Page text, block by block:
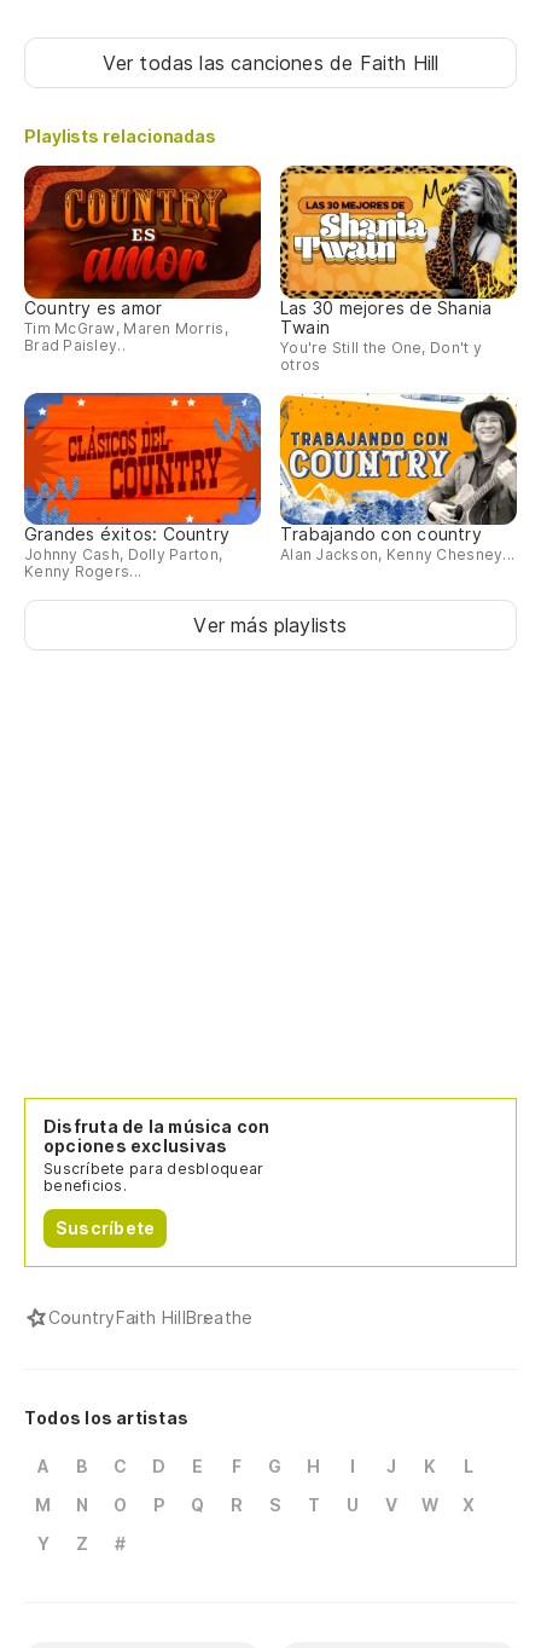
Ver todas las canciones de Faith Hill
Playlists relacionadas
Country es amor
Tim McGraw, Maren Morris,
Brad Paisley..
Las 30 mejores de Shania
Twain
You're Still the One, Don't y
otros
Grandes éxitos: Country
Johnny Cash, Dolly Parton,
Kenny Rogers...
Trabajando con country
Alan Jackson, Kenny Chesney...
Ver más playlists
Disfruta de la música con
opciones exclusivas
Suscríbete para desbloquear
beneficios.
Suscríbete
CountryFaith HillBreathe
Todos los artistas
A B C D E F G H I J K
L
M
N O P Q R S T U V W
X
Y
Z #